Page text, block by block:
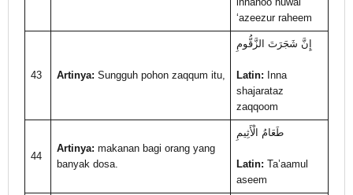
‘azeezur raheem
43 Artinya: Sungguh pohon zaqqum itu,
إِنَّ شَجَرَتَ الزَّقُّومِ
Latin: Inna
shajarataz
zaqqoom
44
Artinya: makanan bagi orang yang
banyak dosa.
طَعَامُ الْأَثِيمِ
Latin: Ta’aamul
aseem